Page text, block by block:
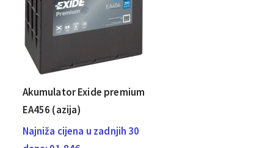
Akumulator Exide premium
EA456 (azija)
Najniža cijena u zadnjih 30